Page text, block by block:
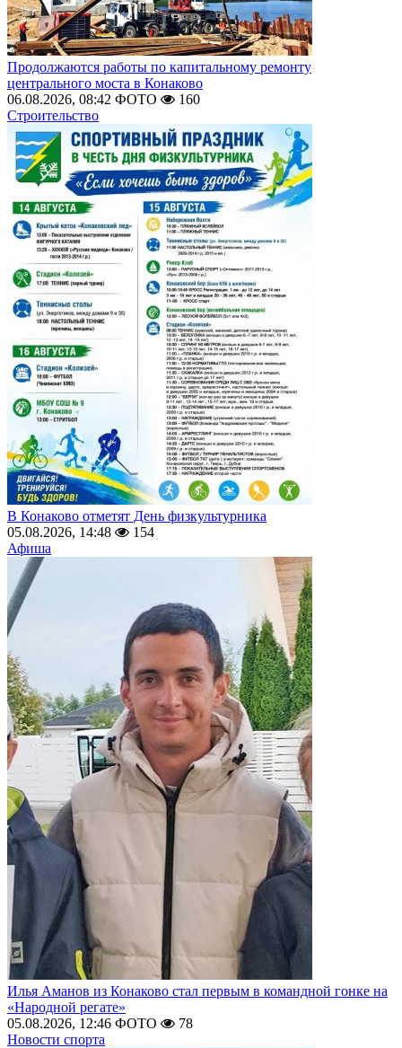
Продолжаются работы по капитальному ремонту
центрального моста в Конаково
06.08.2026, 08:42 ФОТО
160
Строительство
В Конаково отметят День физкультурника
05.08.2026, 14:48
154
Афиша
Илья Аманов из Конаково стал первым в командной гонке на
«Народной регате»
05.08.2026, 12:46 ФОТО
78
Новости спорта